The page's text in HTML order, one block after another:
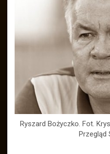
Ryszard Bożyczko. Fot.
Przegląd